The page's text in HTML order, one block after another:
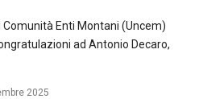
Comunità Enti Montani (Uncem)
ad Antonio Decaro,
2025